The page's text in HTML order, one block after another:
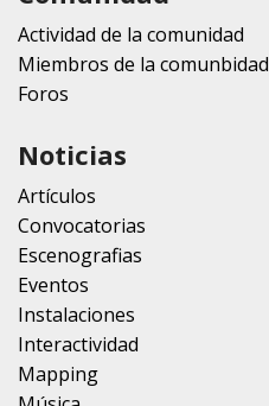
Actividad de la comunidad
Miembros de la comunbidad
Foros
Noticias
Artículos
Convocatorias
Escenografias
Eventos
Instalaciones
Interactividad
Mapping